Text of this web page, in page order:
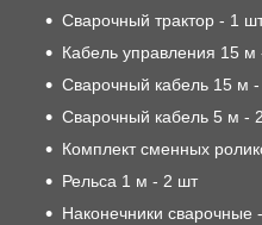
Сварочный трактор - 1
Кабель управления 15 м
Сварочный кабель 15 м
Сварочный кабель 5 м -
Комплект сменных
Рельса 1 м - 2 шт
Наконечники сварочные